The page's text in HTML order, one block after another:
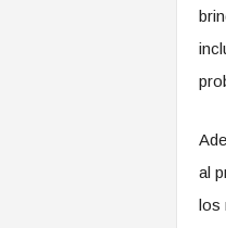
al
los